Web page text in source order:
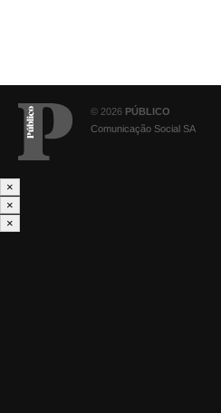
© 2026 PÚBLICO
Comunicação Social SA
×
×
×